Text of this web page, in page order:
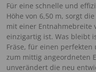
Für eine schnelle und
Höhe von 6,50 m, sorgt
mit einer Entnahmebreite
einzigartig ist. Was bleibt
Fräse, für einen
zum mittig angeordneten
unverändert die neu